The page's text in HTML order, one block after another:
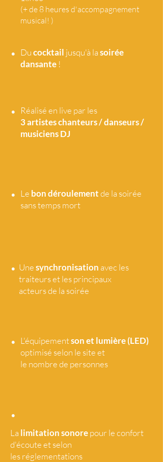
(+ de 8 heures d'accompagnement
musical! )
• Ducocktail jusqu'à lasoirée
dansante !
•
Réalisé en live par les
3 artisteschanteurs / danseurs /
musiciens DJ
• Le bon déroulementde la soirée
sans temps mort
• Unesynchronisation avec les
traiteurs et les principaux
acteurs de la soirée
• L'équipementson et lumière (LED)
optimisé selon le site et
le nombre de personnes
•
La limitation sonorepour le confort
d'écoute et selon
les réglementations